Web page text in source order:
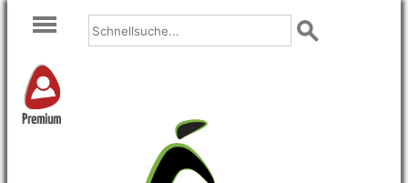
Premium